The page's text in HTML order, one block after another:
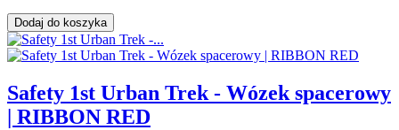
Dodaj do koszyka
Safety 1st Urban Trek - Wózek spacerowy
| RIBBON RED